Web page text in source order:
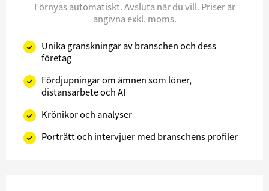
Förnyas automatiskt. Avsluta när du vill. Priser är
angivna exkl. moms.
Unika granskningar av branschen och dess
företag
Fördjupningar om ämnen som löner,
distansarbete och AI
Krönikor och analyser
Porträtt och intervjuer med branschens profiler